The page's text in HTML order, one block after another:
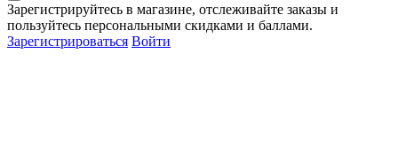
Зарегистрируйтесь в магазине, отслеживайте заказы и
пользуйтесь персональными скидками и баллами.
Зарегистрироваться Войти